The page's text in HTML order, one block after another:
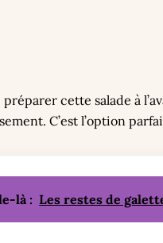
cette salade à
C’est l’option
là : Les restes de